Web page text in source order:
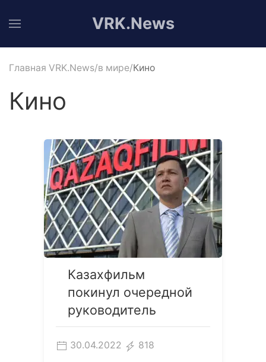
VRK.News
Главная VRK.News в мире Кино
Кино
Казахфильм
покинул очередной
руководитель
30.04.2022 818